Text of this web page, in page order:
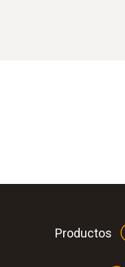
Productos